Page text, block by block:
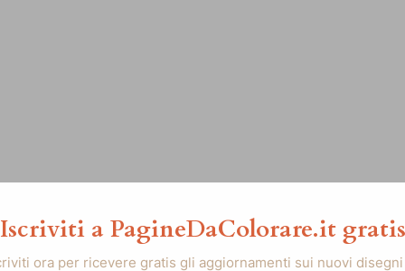
Iscriviti a PagineDaColorare.it gratis
ora per ricevere gratis gli aggiornamenti sui nuovi disegni